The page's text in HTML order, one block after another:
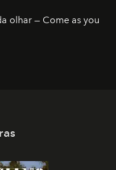
olhar — Come as you